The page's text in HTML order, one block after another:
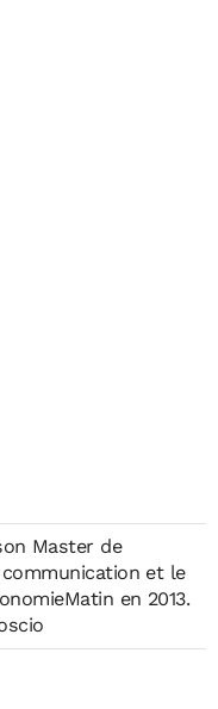
et le
en 2013.